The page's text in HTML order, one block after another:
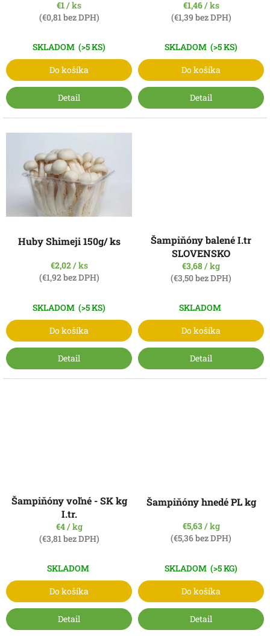
€1/ ks
(€0,81 bez DPH)
SKLADOM (>5 KS)
Do košíka
Detail
€1,46/ ks
(€1,39 bez DPH)
SKLADOM (>5 KS)
Do košíka
Detail
Huby Shimeji 150g/ ks
€2,02/ ks
(€1,92 bez DPH)
SKLADOM (>5 KS)
Do košíka
Detail
Šampiňóny balené I.tr
SLOVENSKO
€3,68/ kg
(€3,50 bez DPH)
SKLADOM
Do košíka
Detail
Šampiňóny voľné - SK kg
I.tr.
€4/ kg
(€3,81 bez DPH)
SKLADOM
Do košíka
Detail
Šampiňóny hnedé PL kg
€5,63/ kg
(€5,36 bez DPH)
SKLADOM (>5 KG)
Do košíka
Detail